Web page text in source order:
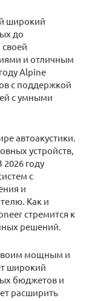
широкий
до
и отличным
Alpine
с поддержкой
с умными
автоакустики.
устройств,
году
с
и
Как и
стремится к
решений.
мощным и
широкий
бюджетов и
расширить